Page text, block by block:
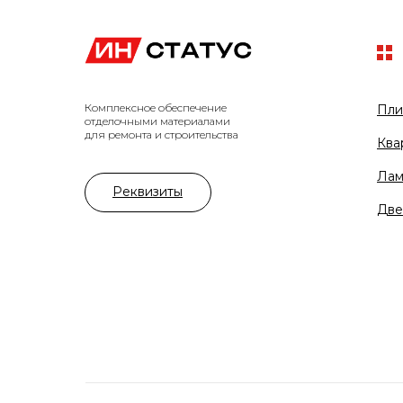
Комплексное обеспечение
отделочными материалами
для ремонта и строительства
Реквизиты